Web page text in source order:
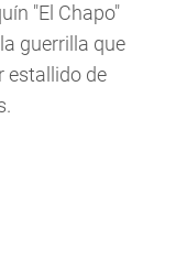
"El Chapo"
guerrilla que
estallido de